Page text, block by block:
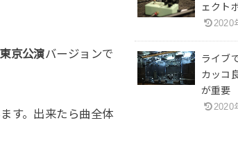
京公演バージョンで
す。出来たら曲全体
ェクト
2020
ライブ
カッコ
が重要
2020